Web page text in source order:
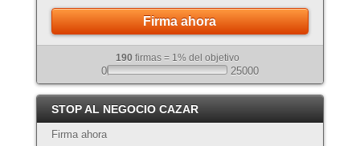
Firma ahora
190 firmas = 1% del objetivo
0 25000
STOP AL NEGOCIO CAZAR
Firma ahora